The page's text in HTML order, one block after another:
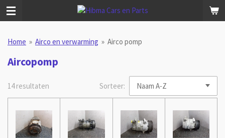
Ga
direct
de
Home » Airco en verwarming » Airco pomp
Aircopomp
14 resultaten Sorteer: